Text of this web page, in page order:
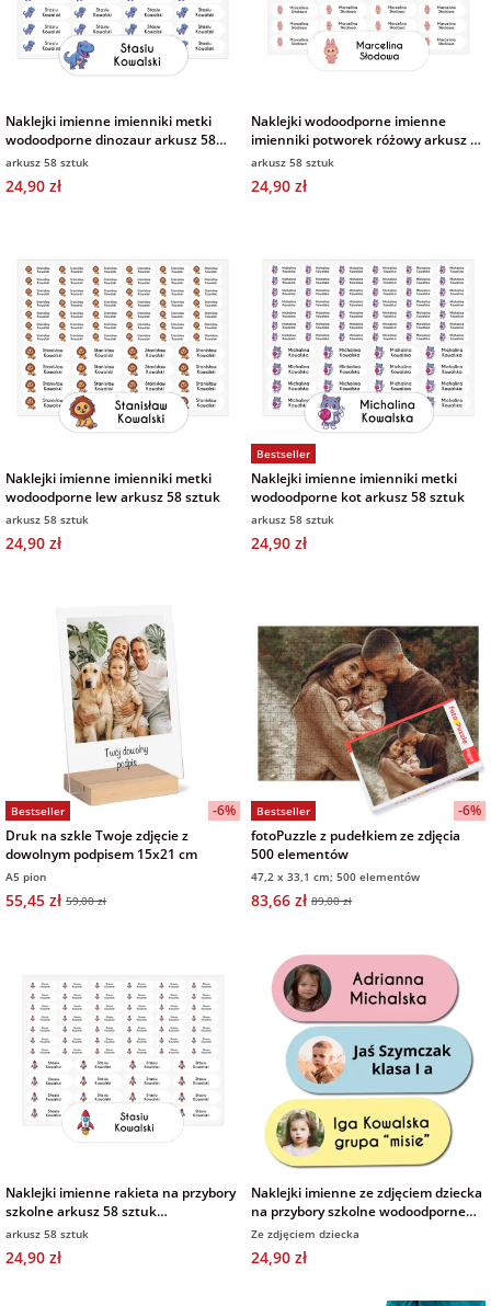
na walentynki
na mikołajki
na prezent
na Dzień Babci i
Dziadka
na Wielkanoc
na wieczór
na wieczór
kawalerski
Naklejki imienne imienniki metki
wodoodporne dinozaur arkusz 58
sztuk
arkusz 58 sztuk
24,90 zł
Naklejki wodoodporne imienne
imienniki potworek różowy arkusz 58
sztuk
arkusz 58 sztuk
24,90 zł
Naklejki imienne imienniki metki
wodoodporne lew arkusz 58 sztuk
arkusz 58 sztuk
24,90 zł
Bestseller
Naklejki imienne imienniki metki
wodoodporne kot arkusz 58 sztuk
arkusz 58 sztuk
24,90 zł
Bestseller
-6%
Druk na szkle Twoje zdjęcie z
dowolnym podpisem 15x21 cm
A5 pion
55,45 zł 59,00 zł
Bestseller
-6%
fotoPuzzle z pudełkiem ze zdjęcia
500 elementów
47,2 x 33,1 cm; 500 elementów
83,66 zł 89,00 zł
Naklejki imienne rakieta na przybory
szkolne arkusz 58 sztuk
wodoodporne
arkusz 58 sztuk
24,90 zł
Naklejki imienne ze zdjęciem dziecka
na przybory szkolne wodoodporne
metki imienniki 58 sztuk
Ze zdjęciem dziecka
24,90 zł